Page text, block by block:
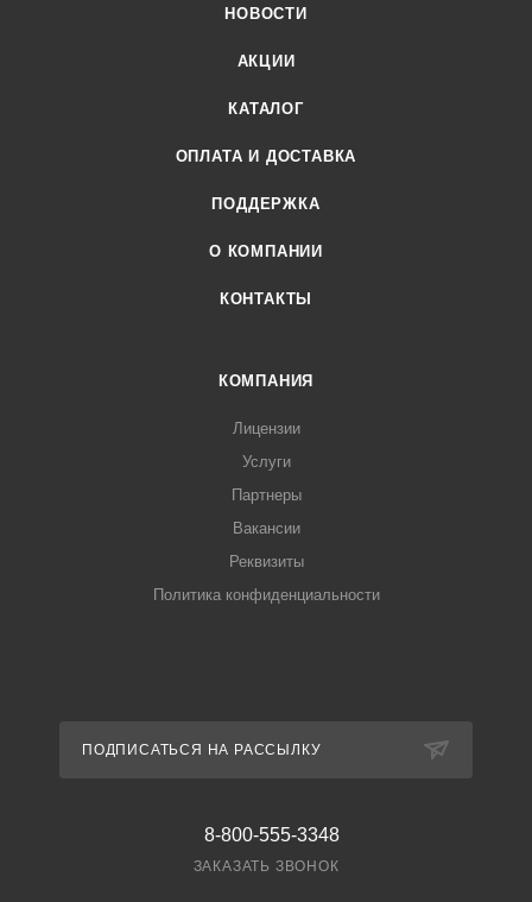
НОВОСТИ
АКЦИИ
КАТАЛОГ
ОПЛАТА И ДОСТАВКА
ПОДДЕРЖКА
О КОМПАНИИ
КОНТАКТЫ
КОМПАНИЯ
Лицензии
Услуги
Партнеры
Вакансии
Реквизиты
Политика конфиденциальности
ПОДПИСАТЬСЯ НА РАССЫЛКУ
8-800-555-3348
ЗАКАЗАТЬ ЗВОНОК